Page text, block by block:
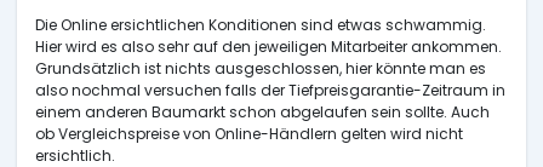
Die Online ersichtlichen Konditionen sind etwas schwammig.
Hier wird es also sehr auf den jeweiligen Mitarbeiter ankommen.
Grundsätzlich ist nichts ausgeschlossen, hier könnte man es
also nochmal versuchen falls der Tiefpreisgarantie-Zeitraum in
einem anderen Baumarkt schon abgelaufen sein sollte. Auch
ob Vergleichspreise von Online-Händlern gelten wird nicht
ersichtlich.